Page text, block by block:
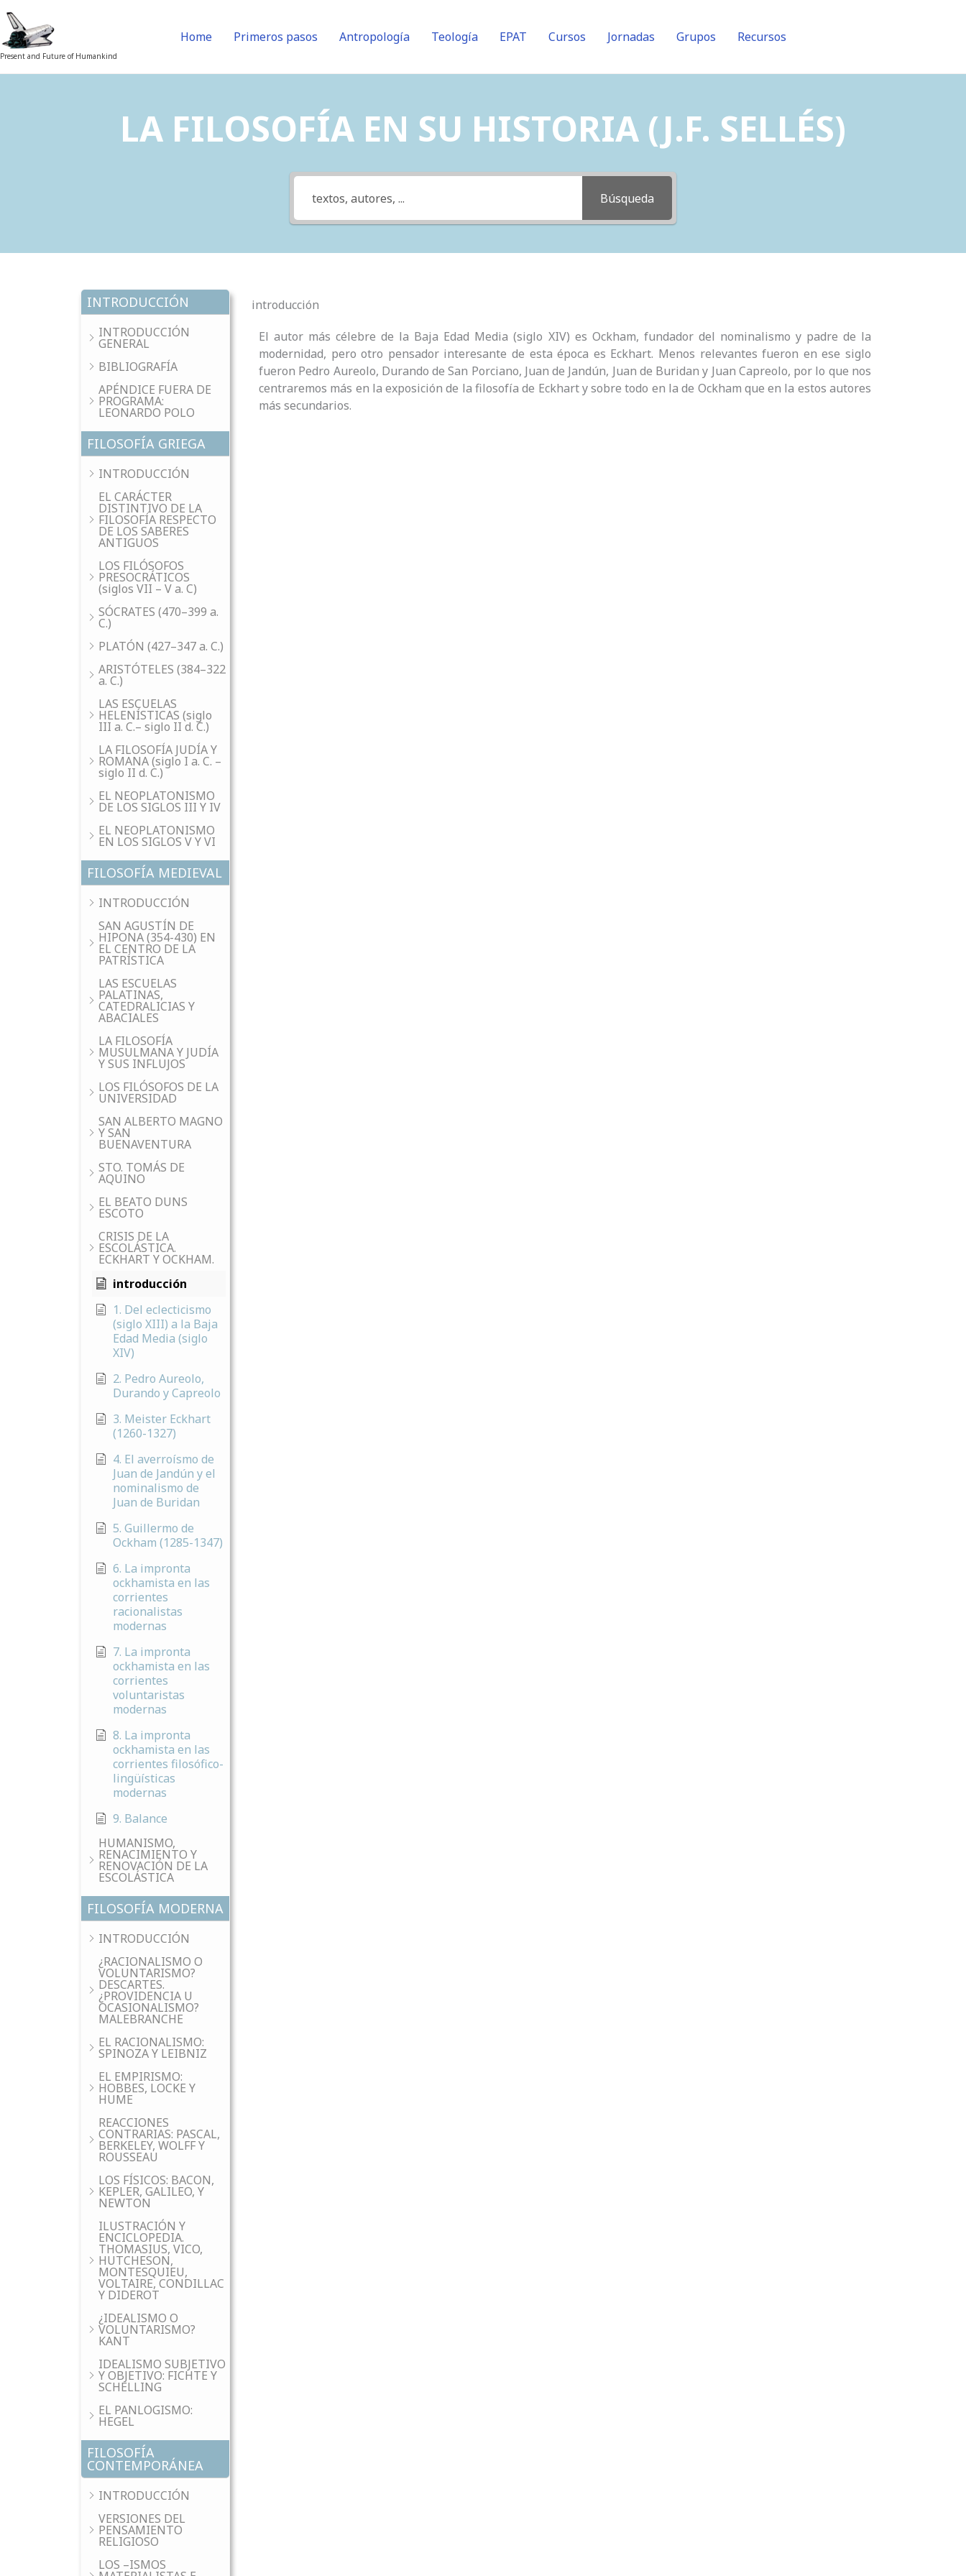
Skip
to
content
Present and Future of Humankind
Home Primeros pasos Antropología Teología EPAT Cursos Jornadas Grupos Recursos
LA FILOSOFÍA EN SU HISTORIA (J.F. SELLÉS)
Búsqueda
INTRODUCCIÓN
INTRODUCCIÓN
GENERAL
BIBLIOGRAFÍA
APÉNDICE FUERA DE
PROGRAMA:
LEONARDO POLO
FILOSOFÍA GRIEGA
INTRODUCCIÓN
EL CARÁCTER
DISTINTIVO DE LA
FILOSOFÍA RESPECTO
DE LOS SABERES
ANTIGUOS
LOS FILÓSOFOS
PRESOCRÁTICOS
(siglos VII – V a. C)
SÓCRATES (470–399 a.
C.)
PLATÓN (427–347 a. C.)
ARISTÓTELES (384–322
a. C.)
LAS ESCUELAS
HELENÍSTICAS (siglo
III a. C.– siglo II d. C.)
LA FILOSOFÍA JUDÍA Y
ROMANA (siglo I a. C. –
siglo II d. C.)
EL NEOPLATONISMO
DE LOS SIGLOS III Y IV
EL NEOPLATONISMO
EN LOS SIGLOS V Y VI
FILOSOFÍA MEDIEVAL
INTRODUCCIÓN
SAN AGUSTÍN DE
HIPONA (354-430) EN
EL CENTRO DE LA
PATRÍSTICA
LAS ESCUELAS
PALATINAS,
CATEDRALICIAS Y
ABACIALES
LA FILOSOFÍA
MUSULMANA Y JUDÍA
Y SUS INFLUJOS
LOS FILÓSOFOS DE LA
UNIVERSIDAD
SAN ALBERTO MAGNO
Y SAN
BUENAVENTURA
STO. TOMÁS DE
AQUINO
EL BEATO DUNS
ESCOTO
CRISIS DE LA
ESCOLÁSTICA.
ECKHART Y OCKHAM.
introducción
1. Del eclecticismo
(siglo XIII) a la Baja
Edad Media (siglo
XIV)
2. Pedro Aureolo,
Durando y Capreolo
3. Meister Eckhart
(1260-1327)
4. El averroísmo de
Juan de Jandún y el
nominalismo de
Juan de Buridan
5. Guillermo de
Ockham (1285-1347)
6. La impronta
ockhamista en las
corrientes
racionalistas
modernas
7. La impronta
ockhamista en las
corrientes
voluntaristas
modernas
8. La impronta
ockhamista en las
corrientes filosófico-
lingüísticas
modernas
9. Balance
HUMANISMO,
RENACIMIENTO Y
RENOVACIÓN DE LA
ESCOLÁSTICA
FILOSOFÍA MODERNA
INTRODUCCIÓN
¿RACIONALISMO O
VOLUNTARISMO?
DESCARTES.
¿PROVIDENCIA U
OCASIONALISMO?
MALEBRANCHE
EL RACIONALISMO:
SPINOZA Y LEIBNIZ
EL EMPIRISMO:
HOBBES, LOCKE Y
HUME
REACCIONES
CONTRARIAS: PASCAL,
BERKELEY, WOLFF Y
ROUSSEAU
LOS FÍSICOS: BACON,
KEPLER, GALILEO, Y
NEWTON
ILUSTRACIÓN Y
ENCICLOPEDIA.
THOMASIUS, VICO,
HUTCHESON,
MONTESQUIEU,
VOLTAIRE, CONDILLAC
Y DIDEROT
¿IDEALISMO O
VOLUNTARISMO?
KANT
IDEALISMO SUBJETIVO
Y OBJETIVO: FICHTE Y
SCHELLING
EL PANLOGISMO:
HEGEL
FILOSOFÍA
CONTEMPORÁNEA
INTRODUCCIÓN
VERSIONES DEL
PENSAMIENTO
RELIGIOSO
LOS –ISMOS
introducción
El autor más célebre de la Baja Edad Media (siglo XIV) es Ockham, fundador del nominalismo y padre de la
modernidad, pero otro pensador interesante de esta época es Eckhart. Menos relevantes fueron en ese siglo
fueron Pedro Aureolo, Durando de San Porciano, Juan de Jandún, Juan de Buridan y Juan Capreolo, por lo que nos
centraremos más en la exposición de la filosofía de Eckhart y sobre todo en la de Ockham que en la estos autores
más secundarios.